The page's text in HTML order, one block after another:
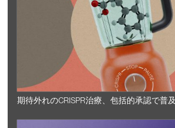
期待外れのCRISPR治療、包括的承認で普